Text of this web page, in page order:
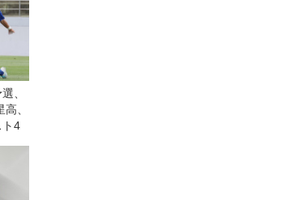
、
、
ト4